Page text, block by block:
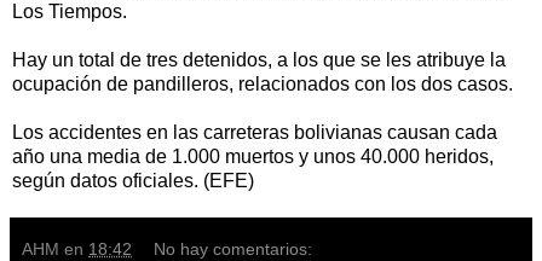
Los Tiempos.
Hay un total de tres detenidos, a los que se les atribuye la
ocupación de pandilleros, relacionados con los dos casos.
Los accidentes en las carreteras bolivianas causan cada
año una media de 1.000 muertos y unos 40.000 heridos,
según datos oficiales. (EFE)
AHM en 18:42 No hay comentarios: